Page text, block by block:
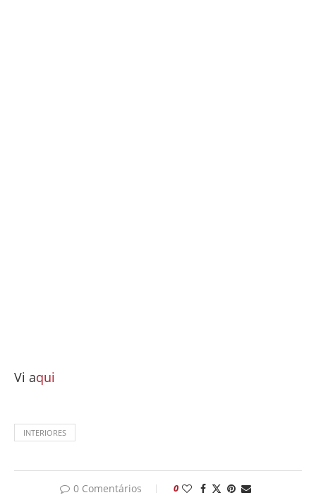
Vi aqui
INTERIORES
0 Comentários 0